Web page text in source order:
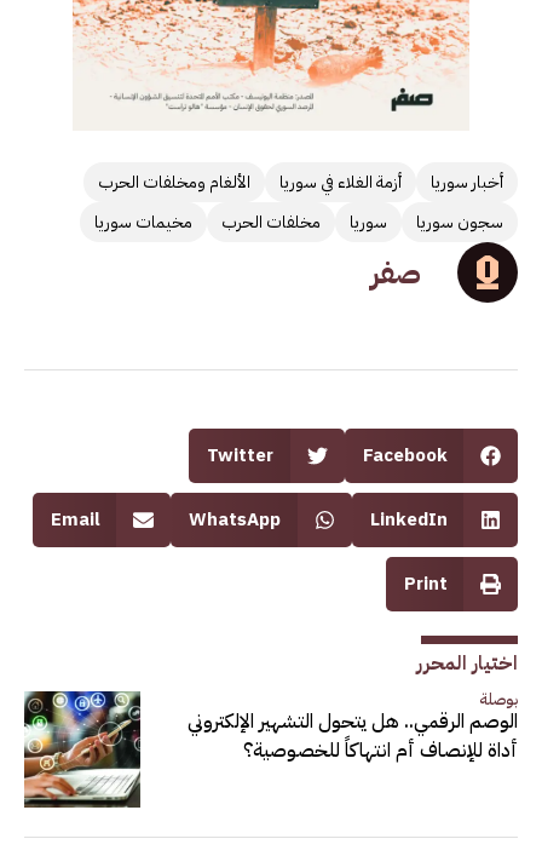
أخبار سوريا أزمة الغلاء في سوريا
الألغام ومخلفات الحرب
سجون سوريا
سوريا مخلفات الحرب مخيمات سوريا
صفر
Facebook
Twitter
LinkedIn
WhatsApp
Email
Print
اختيار المحرر
بوصلة
الوصم الرقمي.. هل يتحول التشهير الإلكتروني
أداة للإنصاف أم انتهاكاً للخصوصية؟